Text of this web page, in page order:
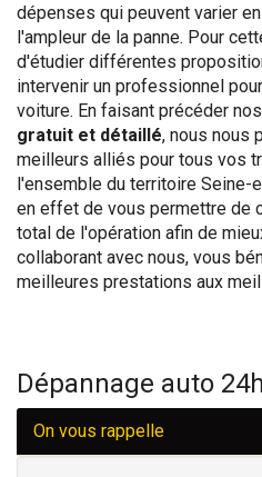
dépenses qui peuvent varier
l'ampleur de la panne. Pour
d'étudier différentes
intervenir un professionnel
voiture. En faisant précéder
gratuit et détaillé, nous nous
meilleurs alliés pour tous vos
l'ensemble du territoire Seine-
en effet de vous permettre de
total de l'opération afin de
collaborant avec nous, vous
meilleures prestations aux
Dépannage auto
On vous rappelle